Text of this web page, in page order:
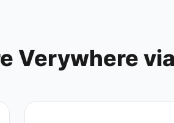
Verywhere